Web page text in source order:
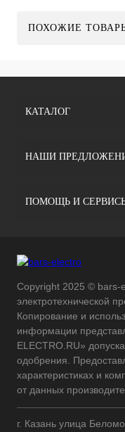
ПОХОЖИЕ
КАТАЛОГ
НАШИ
ПОМОЩЬ И
Copyright 2025 © bars-
электротехнической
Копирование и
информации
ELECTRO.RU»
одобрения.
характеристиках и
от данных
г. Казань улица